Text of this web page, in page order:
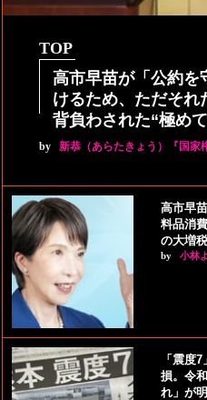
TOP
高市早苗が「公約を
けるため、ただそれ
背負わされた“極め
by 新恭（あらたきょう）『国家
高市早
料品消
の大増
by 小林
「震度
損。令
れ」が